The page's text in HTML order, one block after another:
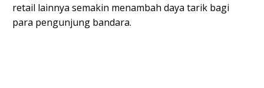
retail lainnya semakin menambah daya tarik bagi
para pengunjung bandara.